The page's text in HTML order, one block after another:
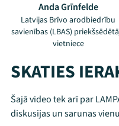
Anda Grīnfelde
Latvijas Brīvo arodbiedrību
savienības (LBAS)
vietniece
SKATIES
Šajā video tek arī par
diskusijas un sarunas